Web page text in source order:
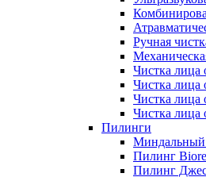
Ручная
Чистка лица
Чистка лица
Чистка
Чистка лица
Пилинги
Пилинг
Пилинг